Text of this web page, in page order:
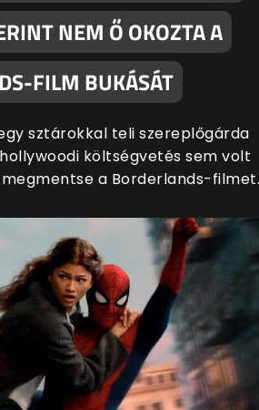
NEM Ő OKOZTA A
FILM BUKÁSÁT
sztárokkal teli szereplőgárda
költségvetés sem volt
a Borderlands-filmet.